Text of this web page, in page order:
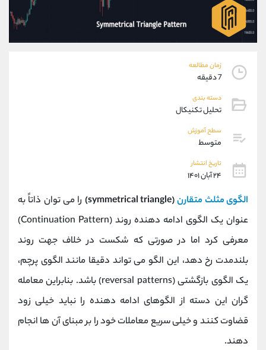
زمان مطالعه
7 دقیقه
دسته بندی
تحلیل تکنیکال
سطح آموزش
متوسط
تاریخ انتشار
۲۴ آبان ۱۴۰۱
الگوی مثلث متقارن(symmetrical triangle)
را می توان ذاتاً به
عنوان یک الگوی ادامه دهنده روند (Continuation Pattern)
معرفی کرد اما در صورتی که شکست در خلاف جهت روند
بلندمدت رخ دهد، این الگو می تواند دقیقا مانند الگوی پرچم،
یک الگوی بازگشتی (reversal patterns) باشد. بنابراین معامله
گران این دسته از الگوهای ادامه دهنده را نباید خیلی زود
قضاوت کنند و خیلی سریع معاملات خود را بر مبنای آن ها انجام
دهند.
09101364784
واتساپ
تلگرام @Armteam_admin_104
پشتیبان فروش
موبایل
واتساپ
داخلی
اطلاعات تماس (دفتر فروش)
تلفن 021-22021030
بدون پیش شماره 90001030
اینستاگرام @alireza.mehrabii
کانال تلگرام @alirezamehrabi_com